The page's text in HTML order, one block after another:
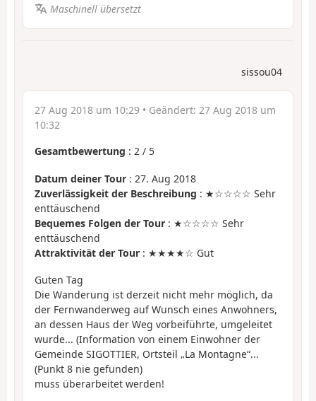
Maschinell übersetzt
sissou04
27 Aug 2018 um 10:29 • Geändert: 27 Aug 2018 um
10:32
Gesamtbewertung : 2 / 5
Datum deiner Tour : 27. Aug 2018
Zuverlässigkeit der Beschreibung : ★☆☆☆☆ Sehr
enttäuschend
Bequemes Folgen der Tour : ★☆☆☆☆ Sehr
enttäuschend
Attraktivität der Tour : ★★★★☆ Gut
Guten Tag
Die Wanderung ist derzeit nicht mehr möglich, da
der Fernwanderweg auf Wunsch eines Anwohners,
an dessen Haus der Weg vorbeiführte, umgeleitet
wurde... (Information von einem Einwohner der
Gemeinde SIGOTTIER, Ortsteil „La Montagne“...
(Punkt 8 nie gefunden)
muss überarbeitet werden!